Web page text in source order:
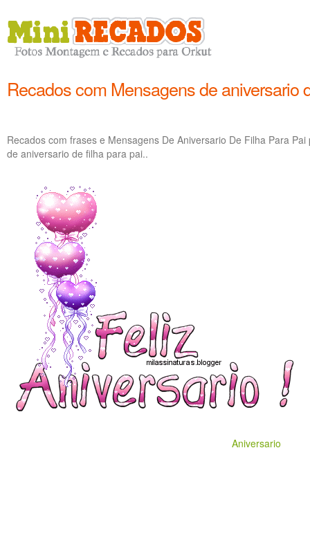
Recados com Mensagens de aniversario
Recados com frases e Mensagens De Aniversario De Filha Para
de aniversario de filha para pai..
Aniversario